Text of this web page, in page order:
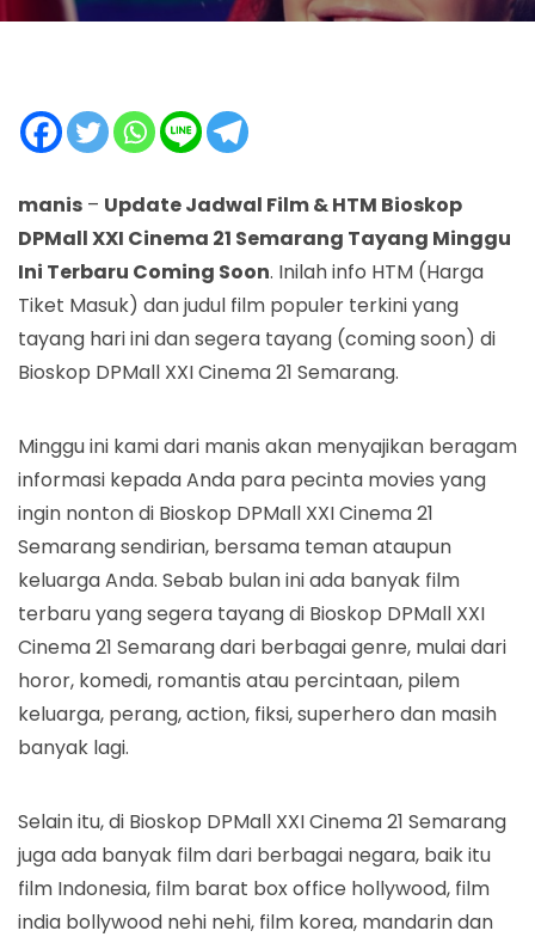
manis – Update Jadwal Film & HTM Bioskop
DPMall XXI Cinema 21 Semarang Tayang Minggu
Ini Terbaru Coming Soon. Inilah info HTM (Harga
Tiket Masuk) dan judul film populer terkini yang
tayang hari ini dan segera tayang (coming soon) di
Bioskop DPMall XXI Cinema 21 Semarang.
Minggu ini kami dari manis akan menyajikan beragam
informasi kepada Anda para pecinta movies yang
ingin nonton di Bioskop DPMall XXI Cinema 21
Semarang sendirian, bersama teman ataupun
keluarga Anda. Sebab bulan ini ada banyak film
terbaru yang segera tayang di Bioskop DPMall XXI
Cinema 21 Semarang dari berbagai genre, mulai dari
horor, komedi, romantis atau percintaan, pilem
keluarga, perang, action, fiksi, superhero dan masih
banyak lagi.
Selain itu, di Bioskop DPMall XXI Cinema 21 Semarang
juga ada banyak film dari berbagai negara, baik itu
film Indonesia, film barat box office hollywood, film
india bollywood nehi nehi, film korea, mandarin dan